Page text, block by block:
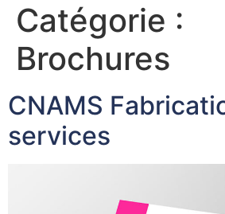
Catégorie :
Brochures
CNAMS
services